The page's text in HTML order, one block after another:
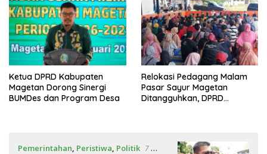
Ketua DPRD Kabupaten
Magetan Dorong Sinergi
BUMDes dan Program Desa
Relokasi Pedagang Malam
Pasar Sayur Magetan
Ditangguhkan, DPRD
Pemerintahan, Peristiwa, Politik 7 Mei